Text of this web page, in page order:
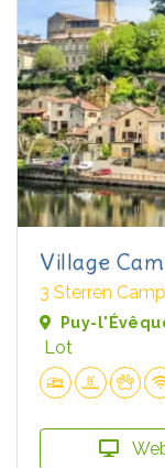
Village
3 Sterren
Puy-
Lot